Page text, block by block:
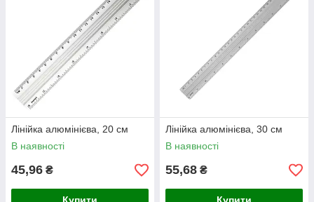
Лінійка алюмінієва, 20 см
В наявності
45,96 ₴
Лінійка алюмінієва, 30 см
В наявності
55,68 ₴